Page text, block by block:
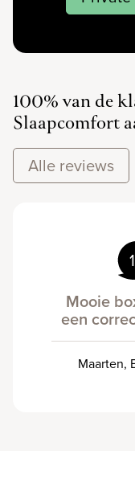
100% van de
Slaapcomfort
Alle reviews
Mooie
een
Maarten,